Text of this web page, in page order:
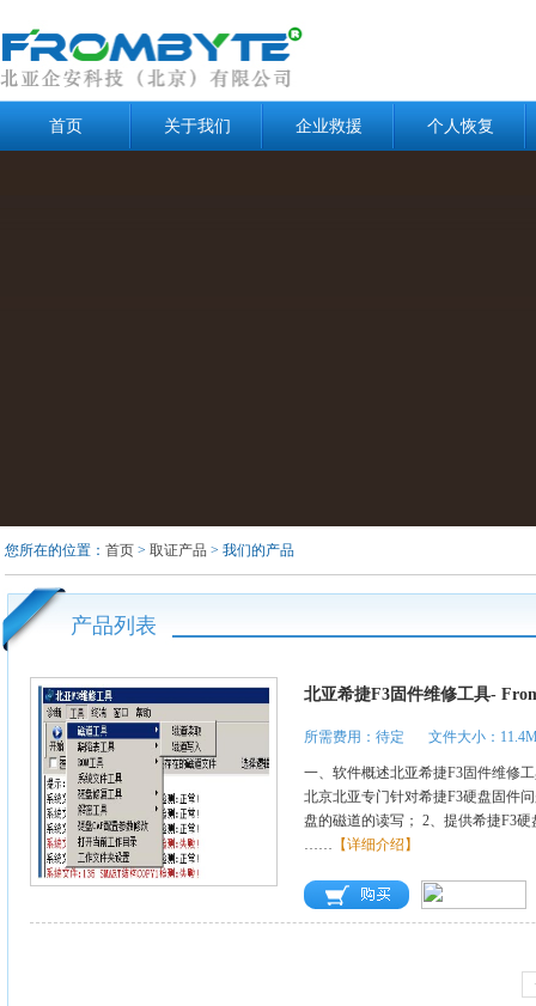
首页 关于我们 企业救援 个人恢复
您所在的位置： 首页> 取证产品 > 我们的产品
产品列表
北亚希捷F3固件维修工具-
所需费用：待定 文件大小：
一、软件概述北亚希捷F3固件维修工
北京北亚专门针对希捷F3硬盘固件
盘的磁道的读写； 2、提供希捷F3
…… 【详细介绍】